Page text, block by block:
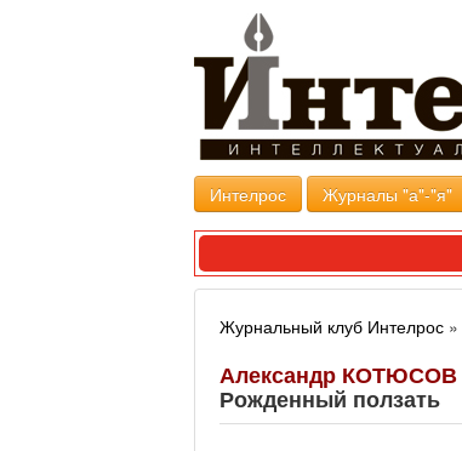
Интелрос Журналы "а"-"я"
Журнальный клуб Интелрос »
Александр КОТЮСОВ
Рожденный ползать